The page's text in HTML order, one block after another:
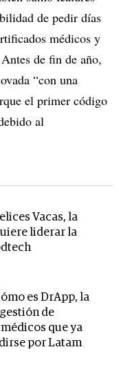
de pedir días
médicos y
de fin de año,
“con una
el primer código
al
Vacas, la
liderar la
es DrApp, la
de
que ya
por Latam